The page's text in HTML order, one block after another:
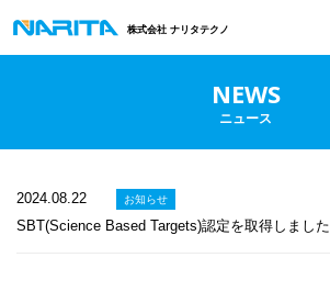
株式会社 ナリタテクノ
NEWS
ニュース
2024.08.22 お知らせ
SBT(Science Based Targets)認定を取得しました